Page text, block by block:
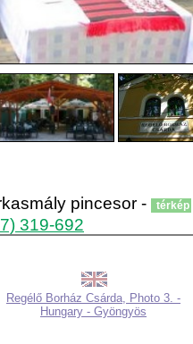
pincesor - térkép
319-692
Regélő Borház Csárda, Photo 3. -
Hungary - Gyöngyös